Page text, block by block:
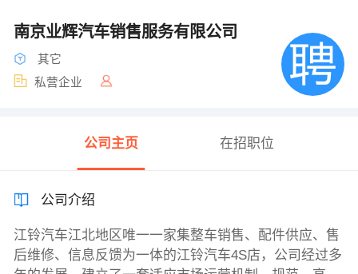
南京业辉汽车销售服务有限公司
其它
私营企业
公司主页 在招职位
公司介绍
江铃汽车江北地区唯一一家集整车销售、配件供应、售
后维修、信息反馈为一体的江铃汽车4S店，公司经过多